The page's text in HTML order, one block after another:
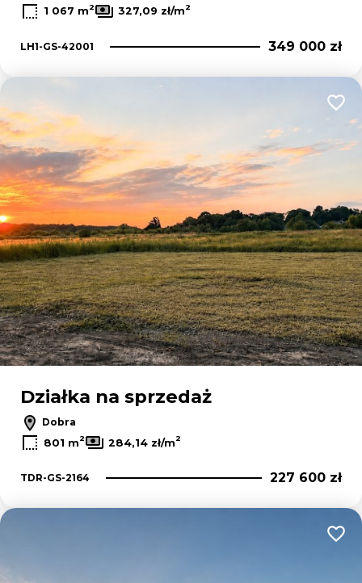
1 067 m2 327,09 zł/m2
LH1-GS-42001 349 000 zł
Działka na sprzedaż
Dobra
801 m2 284,14 zł/m2
TDR-GS-2164 227 600 zł